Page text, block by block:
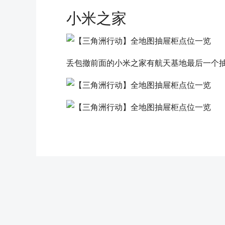
小米之家
丢包撤前面的小米之家有航天基地最后一个